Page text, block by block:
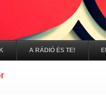
A RÁDIÓ ÉS TE!